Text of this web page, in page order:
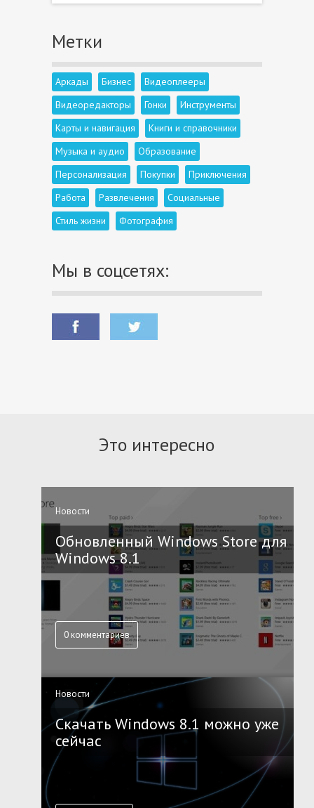
Метки
Аркады Бизнес
Видеоплееры
Видеоредакторы
Гонки
Инструменты
Карты и навигация
Книги и справочники
Музыка и аудио
Образование
Персонализация
Покупки
Приключения
Работа
Развлечения
Социальные
Стиль жизни
Фотография
Мы в соцсетях:
Это интересно
Новости
Обновленный Windows Store для
Windows 8.1
0 комментариев
Новости
Скачать Windows 8.1 можно уже
сейчас